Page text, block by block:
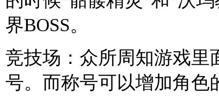
界BOSS。
竞技场：众所周知游戏里
号。而称号可以增加角色